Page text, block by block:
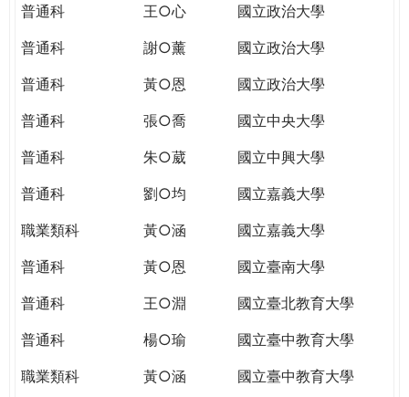
WAGOR
TODAY
THE
WORLD
PUTTING
YOU
ON
普通科
王○心
國立政治大學
普通科
謝○薰
國立政治大學
普通科
黃○恩
國立政治大學
普通科
張○喬
國立中央大學
普通科
朱○葳
國立中興大學
普通科
劉○均
國立嘉義大學
職業類科
黃○涵
國立嘉義大學
普通科
黃○恩
國立臺南大學
普通科
王○淵
國立臺北教育大學
普通科
楊○瑜
國立臺中教育大學
職業類科
黃○涵
國立臺中教育大學